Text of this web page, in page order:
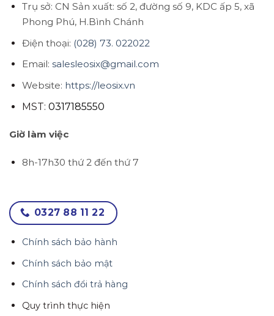
Trụ sở: CN Sản xuất: số 2, đường số 9, KDC ấp 5, xã
Phong Phú, H.Bình Chánh
Điện thoại: (028) 73. 022022
Email: salesleosix@gmail.com
Website: https://leosix.vn
MST: 0317185550
Giờ làm việc
8h-17h30 thứ 2 đến thứ 7
0327 88 11 22
Chính sách bảo hành
Chính sách bảo mật
Chính sách đổi trả hàng
Quy trình thực hiện